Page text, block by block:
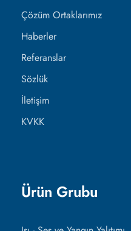
Çözüm Ortaklarımız
Haberler
Referanslar
Sözlük
İletişim
KVKK
Ürün Grubu